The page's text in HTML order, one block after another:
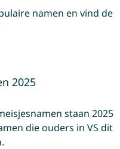
namen en vind de
2025
staan 2025
die ouders in VS dit